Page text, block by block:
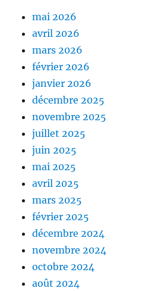
mai 2026
avril 2026
mars 2026
février 2026
janvier 2026
décembre 2025
novembre 2025
juillet 2025
juin 2025
mai 2025
avril 2025
mars 2025
février 2025
décembre 2024
novembre 2024
octobre 2024
août 2024